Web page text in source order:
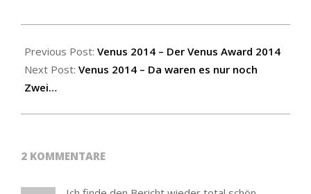
10-
03
Previous Post: Venus 2014 – Der Venus Award 2014
Next Post: Venus 2014 – Da waren es nur noch
Zwei…
2 KOMMENTARE